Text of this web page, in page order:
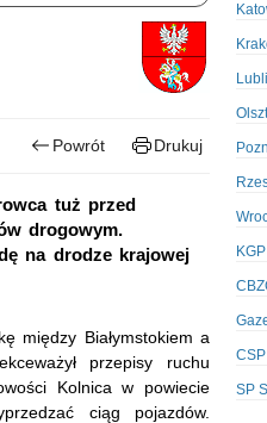
Powrót Drukuj
tuż przed
drogowym.
na drodze krajowej
między Białymstokiem a
przepisy ruchu
Kolnica w powiecie
ciąg pojazdów.
KGP
SP